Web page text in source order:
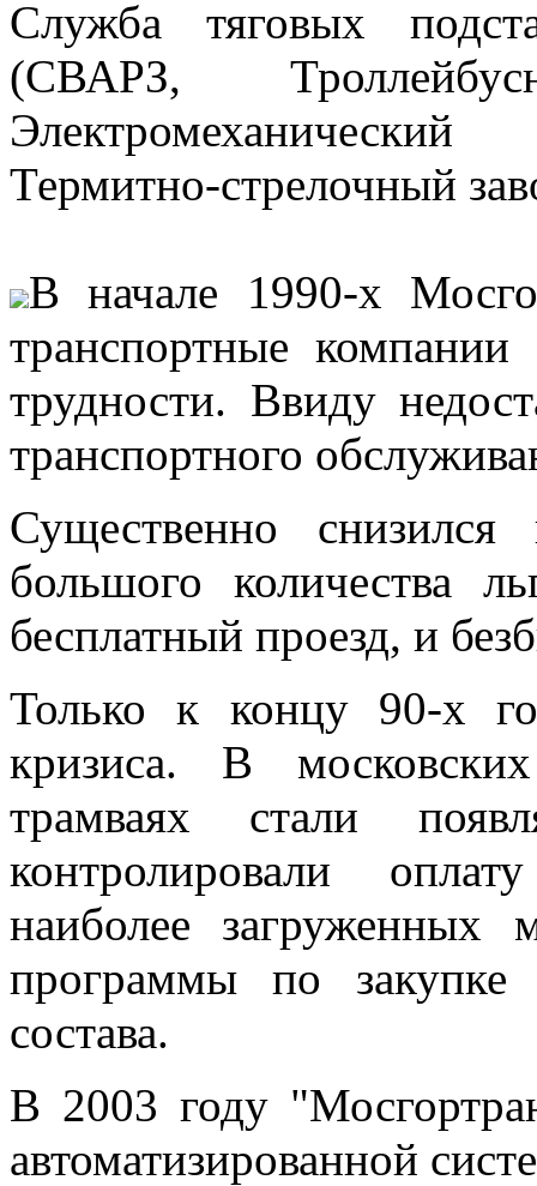
Служба тяговых
(СВАРЗ,
Термитно-стрелочный
В начале 1990-х
транспортные
трудности. Ввиду
транспортного
Существенно
большого количества
бесплатный проезд, и
Только к концу 90-х
кризиса. В
трамваях стали
контролировали
наиболее загруженных
программы по закупке
состава.
В 2003 году
автоматизированной